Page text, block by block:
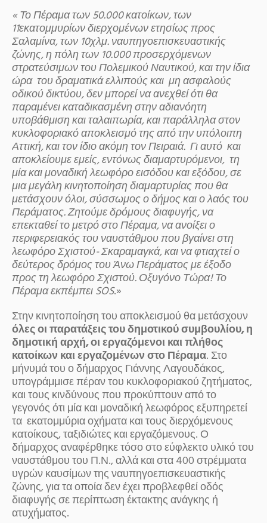
« Το Πέραμα των 50.000 κατοίκων, των
11εκατομμυρίων διερχομένων ετησίως προς
Σαλαμίνα, των 10χλμ. ναυπηγοεπισκευαστικής
ζώνης, η πόλη των 10.000 προσερχόμενων
στρατεύσιμων του Πολεμικού Ναυτικού, και την ίδια
ώρα του δραματικά ελλιπούς και μη ασφαλούς
οδικού δικτύου, δεν μπορεί να ανεχθεί ότι θα
παραμένει καταδικασμένη στην αδιανόητη
υποβάθμιση και ταλαιπωρία, και παράλληλα στον
κυκλοφοριακό αποκλεισμό της από την υπόλοιπη
Αττική, και τον ίδιο ακόμη τον Πειραιά. Γι αυτό και
αποκλείουμε εμείς, εντόνως διαμαρτυρόμενοι, τη
μία και μοναδική λεωφόρο εισόδου και εξόδου, σε
μια μεγάλη κινητοποίηση διαμαρτυρίας που θα
μετάσχουν όλοι, σύσσωμος ο δήμος και ο λαός του
Περάματος. Ζητούμε δρόμους διαφυγής, να
επεκταθεί το μετρό στο Πέραμα, να ανοίξει ο
περιφερειακός του ναυστάθμου που βγαίνει στη
λεωφόρο Σχιστού- Σκαραμαγκά, και να φτιαχτεί ο
δεύτερος δρόμος του Άνω Περάματος με έξοδο
προς τη λεωφόρο Σχιστού. Οξυγόνο Τώρα! Το
Πέραμα εκπέμπειSOS.»
Στην κινητοποίηση του αποκλεισμού θα μετάσχουν
όλες οι παρατάξεις του δημοτικού συμβουλίου, η
δημοτική αρχή, οι εργαζόμενοι και πλήθος
κατοίκων και εργαζομένων στο Πέραμα. Στο
μήνυμά του ο δήμαρχος Γιάννης Λαγουδάκος,
υπογράμμισε πέραν του κυκλοφοριακού ζητήματος,
και τους κινδύνους που προκύπτουν από το
γεγονός ότι μία και μοναδική λεωφόρος εξυπηρετεί
τα εκατομμύρια οχήματα και τους διερχόμενους
κατοίκους, ταξιδιώτες και εργαζόμενους. Ο
δήμαρχος αναφέρθηκε τόσο στο εύφλεκτο υλικό του
ναυστάθμου του Π.Ν., αλλά και στα 400 στρέμματα
υγρών καυσίμων της ναυπηγοεπισκευαστικής
ζώνης, για τα οποία δεν έχει προβλεφθεί οδός
διαφυγής σε περίπτωση έκτακτης ανάγκης ή
ατυχήματος.